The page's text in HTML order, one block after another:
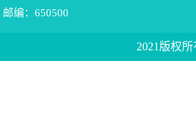
邮编：650500
2021版权